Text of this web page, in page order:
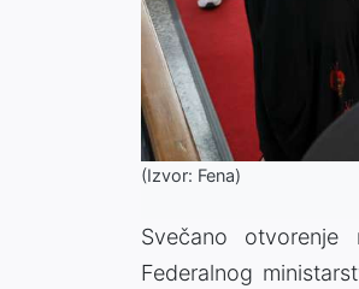
(Izvor: Fena)
Svečano otvorenje
Federalnog